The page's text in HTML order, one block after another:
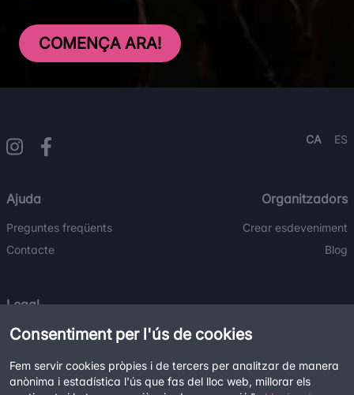
COMENÇA ARA!
CA ES
Ajuda
Preguntes freqüents
Contacte
Legal
Termes i condicions
Política de cookies
Organitzadors
Crear esdeveniment
Blog
Consentiment per l'ús de cookies
Fem servir cookies pròpies i de tercers per analitzar de manera
anònima i estadística l'ús que fas del lloc web, millorar els